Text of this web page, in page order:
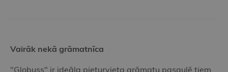
Vairāk nekā grāmatnīca
"Globuss" ir ideāla pieturvieta grāmatu pasaulē tiem,